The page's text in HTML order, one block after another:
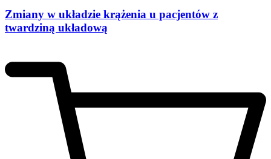
Zmiany w układzie krążenia u pacjentów z
twardziną układową